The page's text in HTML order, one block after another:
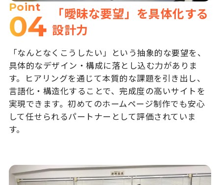
Point
04
「曖昧な要望」を具体化する
設計力
「なんとなくこうしたい」という抽象的な要望を、
具体的なデザイン・構成に落とし込む力がありま
す。ヒアリングを通じて本質的な課題を引き出し、
言語化・構造化することで、完成度の高いサイトを
実現できます。初めてのホームページ制作でも安心
して任せられるパートナーとして評価されていま
す。